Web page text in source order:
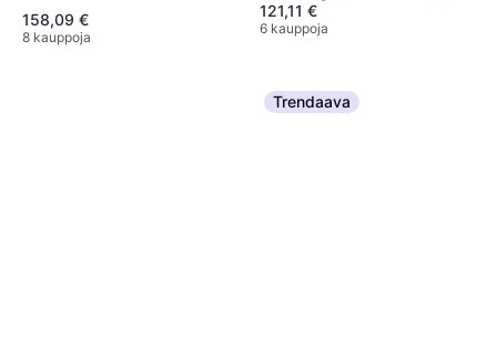
Profiili 40 %, Nopeusindeksi Y
(300 km/h)
158,09 €
8 kauppoja
Maastoauto, Henkilöauto,
Tiivistysteknologia, Profiili 55 %,
121,11 €
6 kauppoja
Trendaava